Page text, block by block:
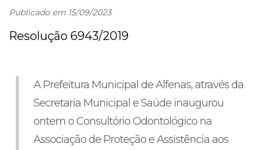
Publicado em 15/09/2023
Resolução 6943/2019
A Prefeitura Municipal de Alfenas, através da
Secretaria Municipal e Saúde inaugurou
ontem o Consultório Odontológico na
Associação de Proteção e Assistência aos